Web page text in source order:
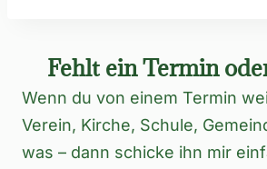
Fehlt ein Termin
Wenn du von einem Termin
Verein, Kirche, Schule,
was – dann schicke ihn mir